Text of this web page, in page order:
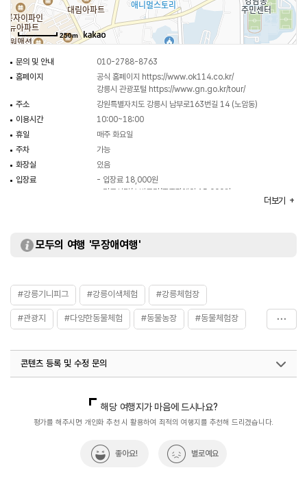
공작새. 그 외에도 북극여우, 토끼와 고양이 등 귀여운 동물들이 함께하고 있고
동물들을 설명해 주는 해설사 선생님도 있어서 모두가 즐겁게 지낼 수 있다.
250m
문의 및 안내
010-2788-8763
홈페이지
공식 홈페이지 https://www.ok114.co.kr/
강릉시 관광포털 https://www.gn.go.kr/tour/
주소
강원특별자치도 강릉시 남부로163번길 14 (노암동)
이용시간
10:00~18:00
휴일
매주 화요일
주차
가능
화장실
있음
입장료
- 입장료 18,000원
- 강릉시민/소방군경/중증장애인 15,000원
더보기
모두의 여행 '무장애여행'
#강릉기니피그 #강릉이색체험 #강릉체험장
#관광지 #다양한동물체험 #동물농장 #동물체험장
콘텐츠 등록 및 수정 문의
열린관광콘텐츠팀(열린관광-모두의여행)
033-738-3425
해당 여행지가 마음에 드시나요?
평가를 해주시면 개인화 추천 시 활용하여 최적의 여행지를 추천해 드리겠습니다.
좋아요! 별로예요